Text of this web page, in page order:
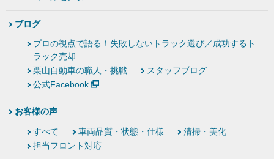
ブログ
プロの視点で語る！失敗しないトラック選び／成功するト
ラック売却
栗山自動車の職人・挑戦
スタッフブログ
公式Facebook
お客様の声
すべて 車両品質・状態・仕様
清掃・美化
担当フロント対応